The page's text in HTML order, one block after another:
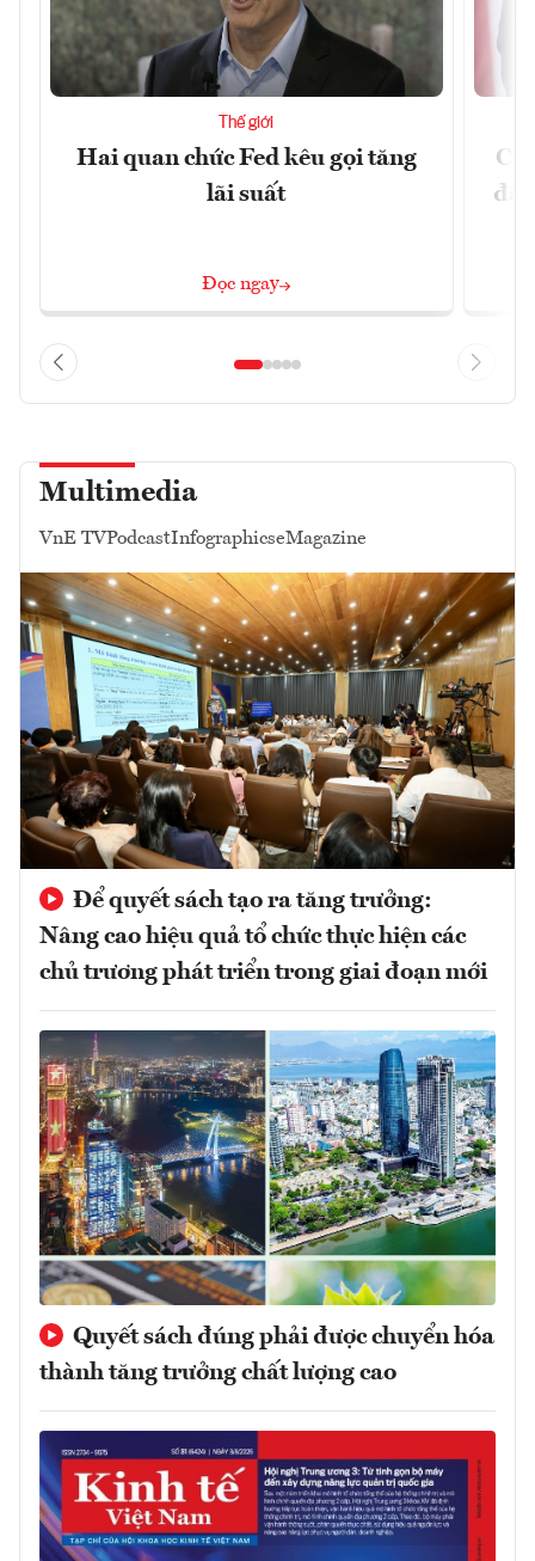
Thế giới
Hai quan chức Fed kêu gọi tăng
lãi suất
Đọc ngay
đã
Multimedia
VnE TVPodcastInfographicseMagazine
Để quyết sách tạo ra tăng trưởng:
Nâng cao hiệu quả tổ chức thực hiện các
chủ trương phát triển trong giai đoạn mới
Quyết sách đúng phải được chuyển hóa
thành tăng trưởng chất lượng cao